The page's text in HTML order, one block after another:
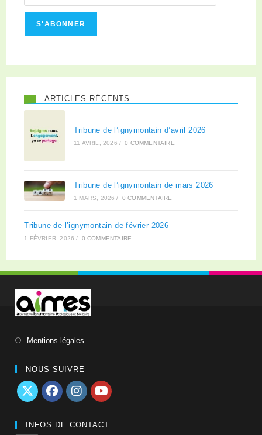
S'ABONNER
ARTICLES RÉCENTS
Tribune de l’ignymontain d’avril 2026
11 AVRIL, 2026 / 0 COMMENTAIRE
Tribune de l’ignymontain de mars 2026
1 MARS, 2026 / 0 COMMENTAIRE
Tribune de l’ignymontain de février 2026
1 FÉVRIER, 2026 / 0 COMMENTAIRE
Mentions légales
NOUS SUIVRE
INFOS DE CONTACT